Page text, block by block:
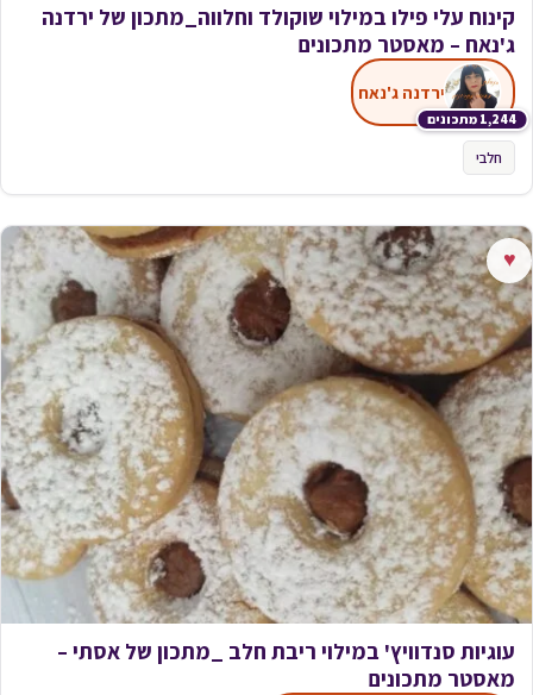
קינוח עלי פילו במילוי שוקולד וחלווה_מתכון של ירדנה
ג'נאח – מאסטר מתכונים
1,244 מתכונים
ירדנה ג'נאח
חלבי
♥
עוגיות סנדוויץ' במילוי ריבת חלב _מתכון של אסתי –
מאסטר מתכונים